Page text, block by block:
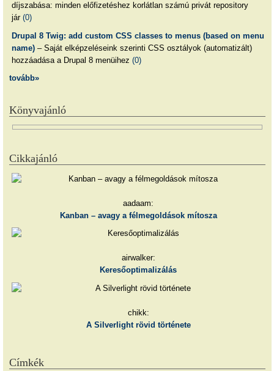
díjszabása: minden előfizetéshez korlátlan számú privát repository
jár (0)
Drupal 8 Twig: add custom CSS classes to menus (based on menu
name)– Saját elképzeléseink szerinti CSS osztályok (automatizált)
hozzáadása a Drupal 8 menüihez (0)
tovább»
Könyvajánló
Cikkajánló
aadaam:
Kanban – avagy a félmegoldások mítosza
airwalker:
Keresőoptimalizálás
chikk:
A Silverlight rövid története
Címkék